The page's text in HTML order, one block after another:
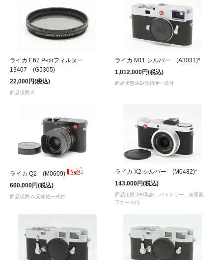
ライカ E67 P-cirフィルター
13407 (G5305)
22,000円(税込)
商品状態:A
ライカ M11 シルバー (A3031)*
1,012,000円(税込)
商品状態:AB/元箱他一式付
ライカ Q2 (M0609)
660,000円(税込)
商品状態:A/元箱他一式付
ライカ X2 シルバー (M0482)*
143,000円(税込)
商品状態:AB/取説、バッテリー、充電器、
下ケース付